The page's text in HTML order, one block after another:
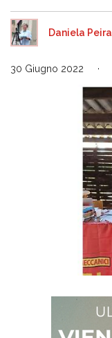
Daniela Peira
30 Giugno 2022